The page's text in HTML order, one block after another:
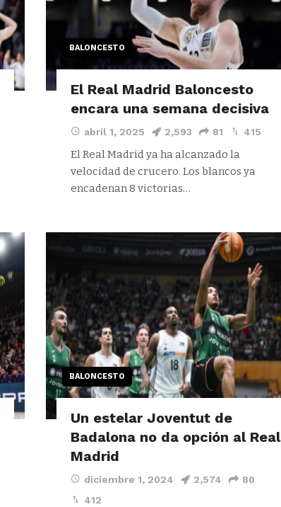
BALONCESTO
El Real Madrid Baloncesto
encara una semana decisiva
abril 1, 2025 2,593 81 415
El Real Madrid ya ha alcanzado la
velocidad de crucero. Los blancos ya
encadenan 8 victorias…
BALONCESTO
Un estelar Joventut de
Badalona no da opción al Real
Madrid
diciembre 1, 2024 2,574
80
412